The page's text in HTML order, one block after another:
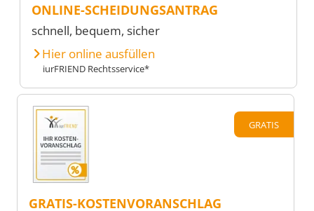
ONLINE-SCHEIDUNGSANTRAG
schnell, bequem, sicher
Hier online ausfüllen
iurFRIEND Rechtsservice*
GRATIS
GRATIS-KOSTENVORANSCHLAG